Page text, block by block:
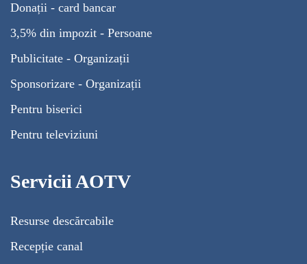
Donații - card bancar
3,5% din impozit - Persoane
Publicitate - Organizații
Sponsorizare - Organizații
Pentru biserici
Pentru televiziuni
Servicii AOTV
Resurse descărcabile
Recepție canal